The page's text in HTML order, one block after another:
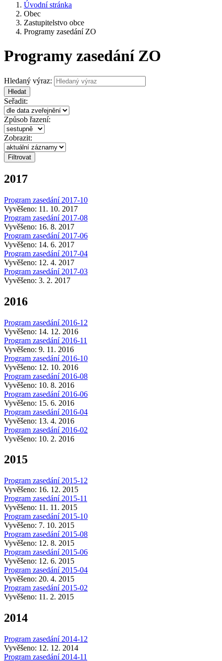
Úvodní stránka
Obec
Zastupitelstvo obce
Programy zasedání ZO
Programy zasedání ZO
Hledaný výraz:
Hledat
Seřadit:
Způsob řazení:
Zobrazit:
2017
Program zasedání 2017-10
Vyvěšeno: 11. 10. 2017
Program zasedání 2017-08
Vyvěšeno: 16. 8. 2017
Program zasedání 2017-06
Vyvěšeno: 14. 6. 2017
Program zasedání 2017-04
Vyvěšeno: 12. 4. 2017
Program zasedání 2017-03
Vyvěšeno: 3. 2. 2017
2016
Program zasedání 2016-12
Vyvěšeno: 14. 12. 2016
Program zasedání 2016-11
Vyvěšeno: 9. 11. 2016
Program zasedání 2016-10
Vyvěšeno: 12. 10. 2016
Program zasedání 2016-08
Vyvěšeno: 10. 8. 2016
Program zasedání 2016-06
Vyvěšeno: 15. 6. 2016
Program zasedání 2016-04
Vyvěšeno: 13. 4. 2016
Program zasedání 2016-02
Vyvěšeno: 10. 2. 2016
2015
Program zasedání 2015-12
Vyvěšeno: 16. 12. 2015
Program zasedání 2015-11
Vyvěšeno: 11. 11. 2015
Program zasedání 2015-10
Vyvěšeno: 7. 10. 2015
Program zasedání 2015-08
Vyvěšeno: 12. 8. 2015
Program zasedání 2015-06
Vyvěšeno: 12. 6. 2015
Program zasedání 2015-04
Vyvěšeno: 20. 4. 2015
Program zasedání 2015-02
Vyvěšeno: 11. 2. 2015
2014
Program zasedání 2014-12
Vyvěšeno: 12. 12. 2014
Program zasedání 2014-11